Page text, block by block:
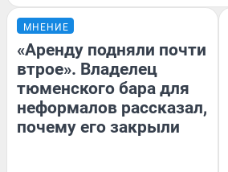
МНЕНИЕ
«Аренду подняли почти
втрое». Владелец
тюменского бара для
неформалов рассказал,
почему его закрыли